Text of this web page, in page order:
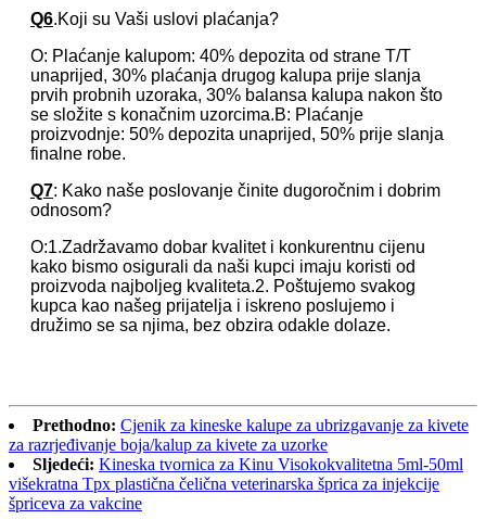
Q6.Koji su Vaši uslovi plaćanja?
O: Plaćanje kalupom: 40% depozita od strane T/T
unaprijed, 30% plaćanja drugog kalupa prije slanja
prvih probnih uzoraka, 30% balansa kalupa nakon što
se složite s konačnim uzorcima.B: Plaćanje
proizvodnje: 50% depozita unaprijed, 50% prije slanja
finalne robe.
Q7: Kako naše poslovanje činite dugoročnim i dobrim
odnosom?
O:1.Zadržavamo dobar kvalitet i konkurentnu cijenu
kako bismo osigurali da naši kupci imaju koristi od
proizvoda najboljeg kvaliteta.2. Poštujemo svakog
kupca kao našeg prijatelja i iskreno poslujemo i
družimo se sa njima, bez obzira odakle dolaze.
Prethodno: Cjenik za kineske kalupe za ubrizgavanje za kivete
za razrjeđivanje boja/kalup za kivete za uzorke
Sljedeći: Kineska tvornica za Kinu Visokokvalitetna 5ml-50ml
višekratna Tpx plastična čelična veterinarska šprica za injekcije
špriceva za vakcine